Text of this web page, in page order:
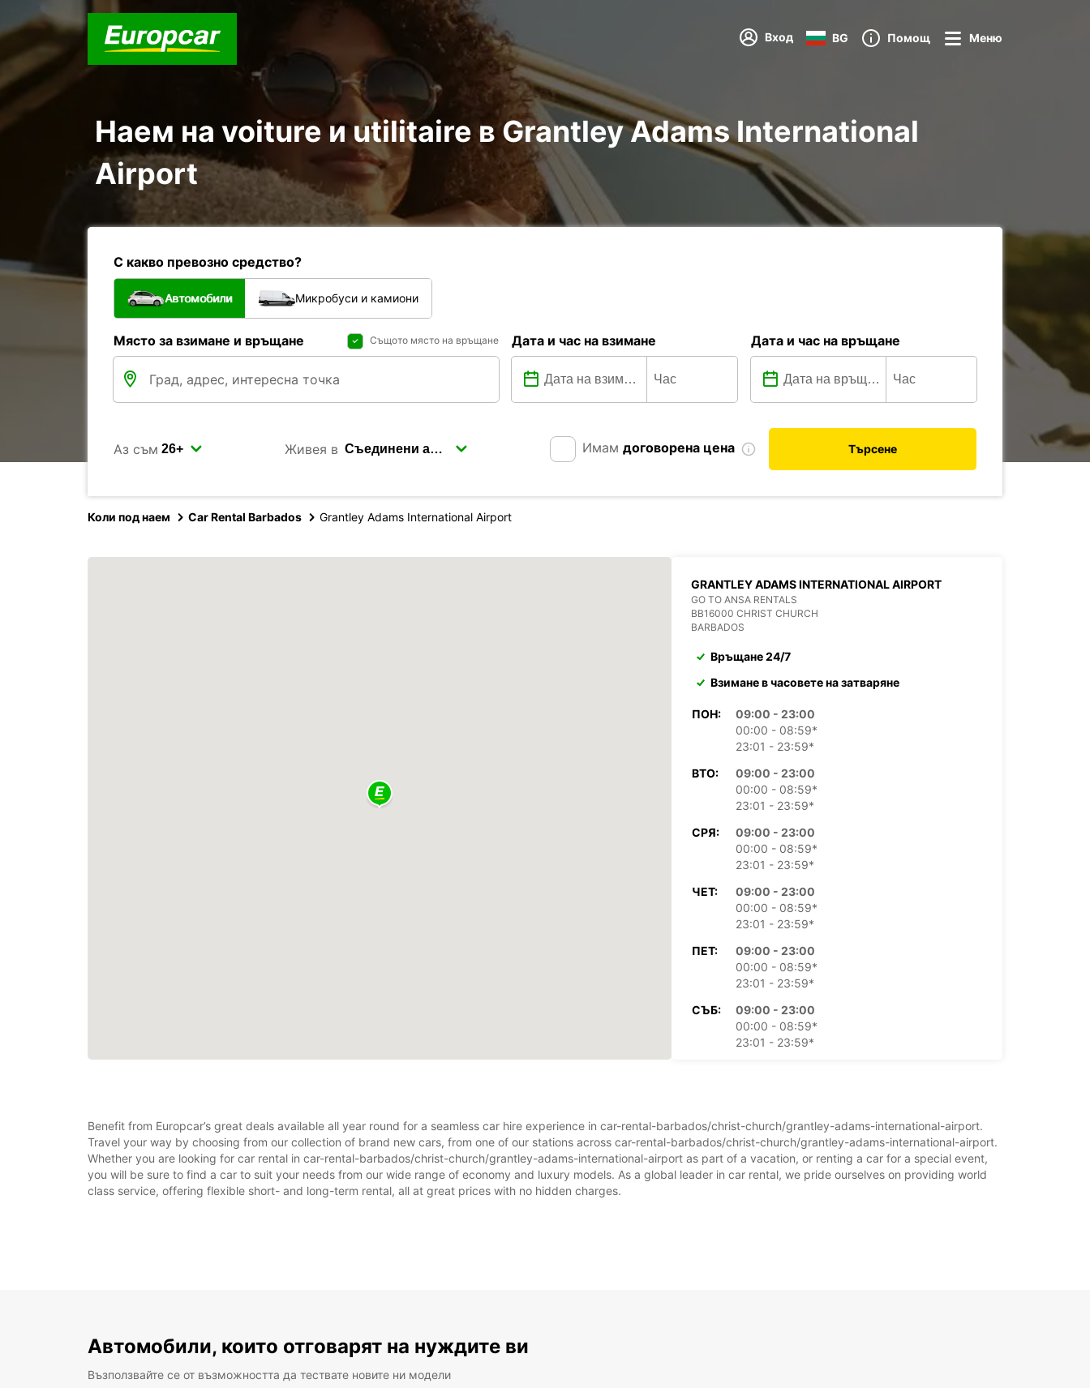
Вход BG Помощ Меню
Наем на voiture и utilitaire в Grantley Adams International
Airport
С какво превозно средство?
Автомобили Микробуси и камиони
Място за взимане и връщане Същото място на връщане Дата и час на взимане Дата и час на връщане
Аз съм Живея в Имам договорена цена Търсене
Коли под наем Car Rental Barbados Grantley Adams International Airport
GRANTLEY ADAMS INTERNATIONAL AIRPORT
GO TO ANSA RENTALS
BB16000 CHRIST CHURCH
BARBADOS
Връщане 24/7
Взимане в часовете на затваряне
ПОН:
09:00 - 23:00
00:00 - 08:59*
23:01 - 23:59*
ВТО:
09:00 - 23:00
00:00 - 08:59*
23:01 - 23:59*
СРЯ:
09:00 - 23:00
00:00 - 08:59*
23:01 - 23:59*
ЧЕТ:
09:00 - 23:00
00:00 - 08:59*
23:01 - 23:59*
ПЕТ:
09:00 - 23:00
00:00 - 08:59*
23:01 - 23:59*
СЪБ:
09:00 - 23:00
00:00 - 08:59*
23:01 - 23:59*
*С допълнителни такси
Това работно време може да варира в зависимост
от официалните празници.
Benefit from Europcar’s great deals available all year round for a seamless car hire experience in car-rental-barbados/christ-church/grantley-adams-international-airport.
Travel your way by choosing from our collection of brand new cars, from one of our stations across car-rental-barbados/christ-church/grantley-adams-international-airport.
Whether you are looking for car rental in car-rental-barbados/christ-church/grantley-adams-international-airport as part of a vacation, or renting a car for a special event,
you will be sure to find a car to suit your needs from our wide range of economy and luxury models. As a global leader in car rental, we pride ourselves on providing world
class service, offering flexible short- and long-term rental, all at great prices with no hidden charges.
Автомобили, които отговарят на нуждите ви
Възползвайте се от възможността да тествате новите ни модели